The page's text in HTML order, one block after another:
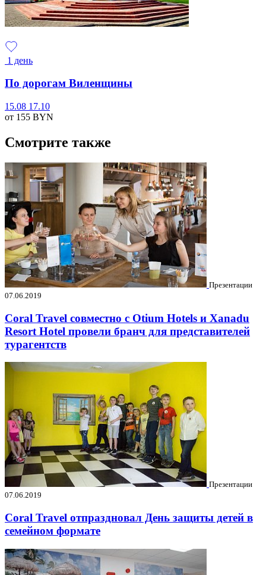
1 день
По дорогам Виленщины
15.08 17.10
от 155 BYN
Смотрите также
Презентации
07.06.2019
Coral Travel совместно с Otium Hotels и Xanadu
Resort Hotel провели бранч для представителей
турагентств
Презентации
07.06.2019
Coral Travel отпраздновал День защиты детей в
семейном формате